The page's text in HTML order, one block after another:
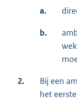
a.
b.
2.
Bij een
het